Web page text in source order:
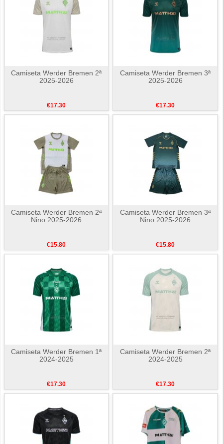
Camiseta Werder Bremen 2ª
2025-2026
€17.30
Camiseta Werder Bremen 3ª
2025-2026
€17.30
Camiseta Werder Bremen 2ª
Nino 2025-2026
€15.80
Camiseta Werder Bremen 3ª
Nino 2025-2026
€15.80
Camiseta Werder Bremen 1ª
2024-2025
€17.30
Camiseta Werder Bremen 2ª
2024-2025
€17.30